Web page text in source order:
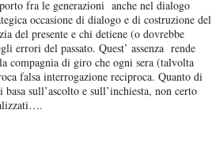
fra le generazioni anche nel dialogo
occasione di dialogo e di costruzione del
del presente e chi detiene (o dovrebbe
errori del passato. Quest’ assenza rende
compagnia di giro che ogni sera (talvolta
falsa interrogazione reciproca. Quanto di
sull’ascolto e sull’inchiesta, non certo